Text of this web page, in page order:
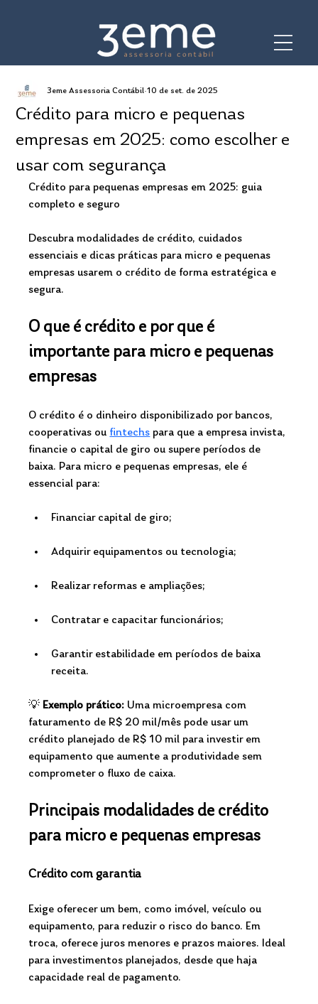
Crédito para micro e pequenas
empresas em 2025: como escolher e
usar com segurança
3eme Assessoria Contábil 10 de set. de 2025
Crédito para pequenas empresas em 2025: guia
completo e seguro
Descubra modalidades de crédito, cuidados
essenciais e dicas práticas para micro e pequenas
empresas usarem o crédito de forma estratégica e
segura.
O que é crédito e por que é
importante para micro e pequenas
empresas
O crédito é o dinheiro disponibilizado por bancos,
cooperativas ou fintechs para que a empresa invista,
financie o capital de giro ou supere períodos de
baixa. Para micro e pequenas empresas, ele é
essencial para:
Financiar capital de giro;
Adquirir equipamentos ou tecnologia;
Realizar reformas e ampliações;
Contratar e capacitar funcionários;
Garantir estabilidade em períodos de baixa
receita.
💡 Exemplo prático: Uma microempresa com
faturamento de R$ 20 mil/mês pode usar um
crédito planejado de R$ 10 mil para investir em
equipamento que aumente a produtividade sem
comprometer o fluxo de caixa.
Principais modalidades de crédito
para micro e pequenas empresas
Crédito com garantia
Exige oferecer um bem, como imóvel, veículo ou
equipamento, para reduzir o risco do banco. Em
troca, oferece juros menores e prazos maiores. Ideal
para investimentos planejados, desde que haja
capacidade real de pagamento.